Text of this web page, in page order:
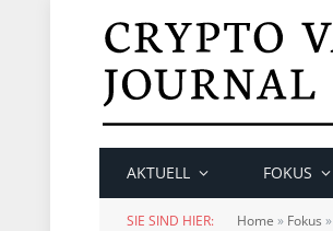
AKTUELL FOKUS
SIE SIND HIER: Home » Fokus »